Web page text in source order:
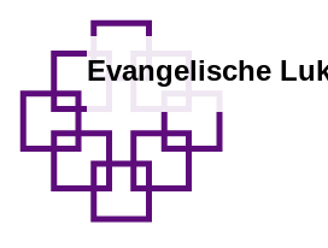
Evangelische